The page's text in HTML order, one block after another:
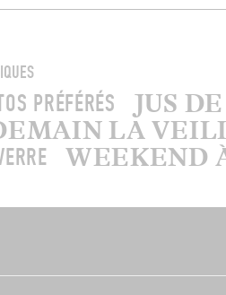
PRÉFÉRÉS JUS
LA
WEEKEND